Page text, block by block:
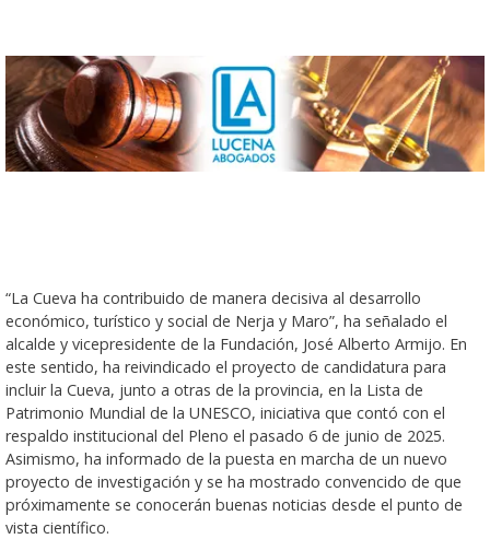
“La Cueva ha contribuido de manera decisiva al desarrollo
económico, turístico y social de Nerja y Maro”, ha señalado el
alcalde y vicepresidente de la Fundación, José Alberto Armijo. En
este sentido, ha reivindicado el proyecto de candidatura para
incluir la Cueva, junto a otras de la provincia, en la Lista de
Patrimonio Mundial de la UNESCO, iniciativa que contó con el
respaldo institucional del Pleno el pasado 6 de junio de 2025.
Asimismo, ha informado de la puesta en marcha de un nuevo
proyecto de investigación y se ha mostrado convencido de que
próximamente se conocerán buenas noticias desde el punto de
vista científico.